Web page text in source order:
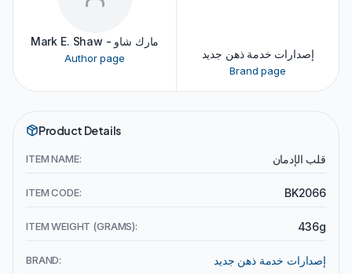
Mark E. Shaw - مارك شاو
Author page إصدارات خدمة ذهن جديد
Brand page
Product Details
ITEM NAME: قلب الإدمان
ITEM CODE: BK2066
ITEM WEIGHT (GRAMS): 436g
BRAND: إصدارات خدمة ذهن جديد